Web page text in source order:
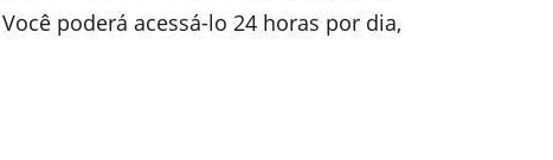
poderá acessá-lo 24 horas por dia,